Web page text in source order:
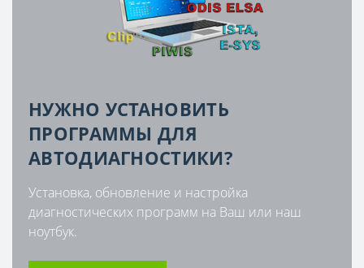
НУЖНО УСТАНОВИТЬ
ПРОГРАММЫ ДЛЯ
АВТОДИАГНОСТИКИ?
Установка, обновление и настройка
диагностических программ на Ваш или наш
ноутбук.